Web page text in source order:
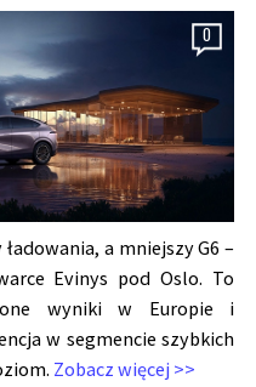
0
ładowania, a mniejszy G6 –
Evinys pod Oslo. To
wyniki w Europie i
w segmencie szybkich
Zobacz więcej >>